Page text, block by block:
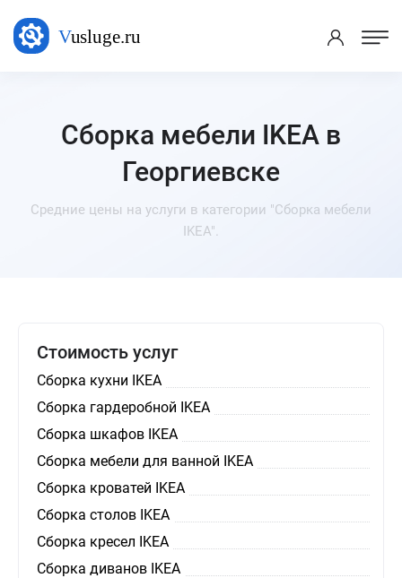
Сборка мебели IKEA в
Георгиевске
Средние цены на услуги в категории "Сборка мебели
IKEA".
Стоимость услуг
Сборка кухни IKEA
Сборка гардеробной IKEA
Сборка шкафов IKEA
Сборка мебели для ванной IKEA
Сборка кроватей IKEA
Сборка столов IKEA
Сборка кресел IKEA
Сборка диванов IKEA